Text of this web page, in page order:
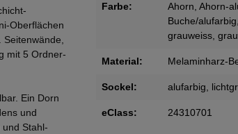
Oberflächen
Seitenwände,
mit 5 Ordner-
Ein Dorn
und
Stahl-
Farbe: Ahorn, Ahorn-
Buche/alufarbig
grauweiss,
Material: Melaminharz-
Sockel: alufarbig,
eClass: 24310701